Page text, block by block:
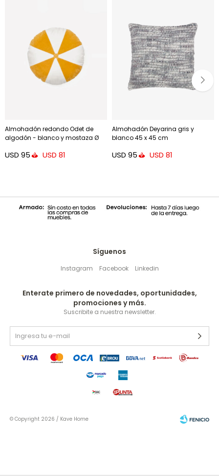
Almohadón redondo Odet de
algodón - blanco y mostaza Ø
USD 95 USD 81
Almohadón Deyarina gris y
blanco 45 x 45 cm
USD 95 USD 81
Síguenos
Instagram Facebook Linkedin
Enterate primero de novedades, oportunidades,
promociones y más.
Suscribite a nuestra newsletter.
© Copyright 2026 / Kave Home